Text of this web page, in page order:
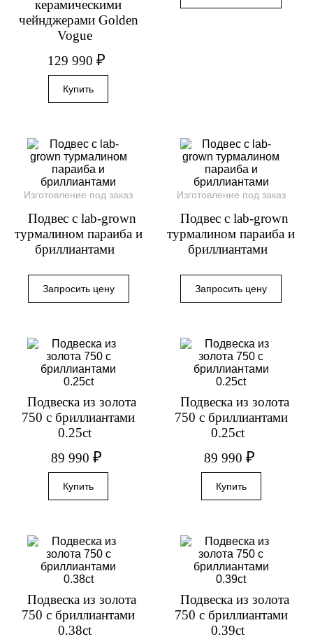
керамическими
чейнджерами Golden
Vogue
129 990₽
Изготовление под заказ
Подвес с lab-grown
турмалином параиба и
бриллиантами
Изготовление под заказ
Подвес с lab-grown
турмалином параиба и
бриллиантами
Подвеска из золота
750 с бриллиантами
0.25ct
89 990₽
Подвеска из золота
750 с бриллиантами
0.25ct
89 990 ₽
Подвеска из золота
750 с бриллиантами
0.38ct
Подвеска из золота
750 с бриллиантами
0.39ct